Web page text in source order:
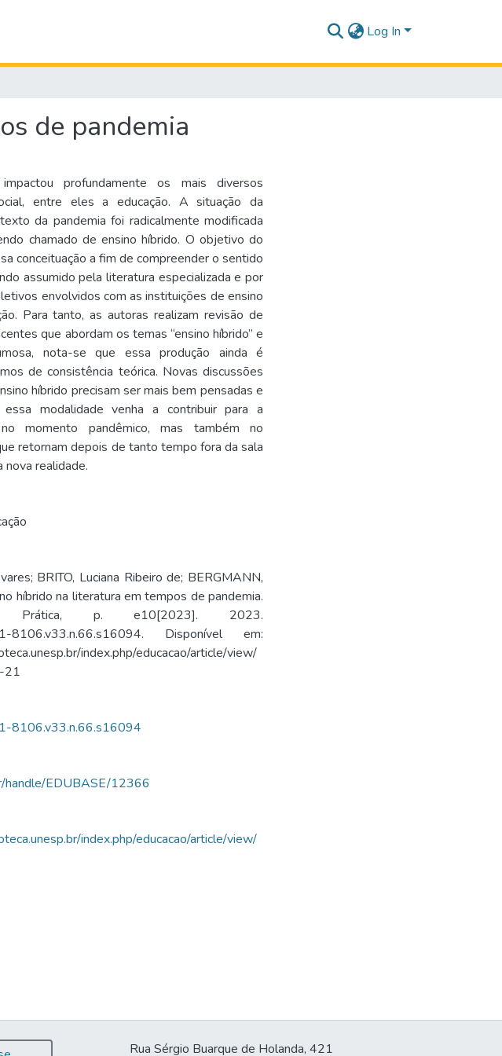
Log In
de pandemia
profundamente os mais diversos
entre eles a educação. A situação da
da pandemia foi radicalmente modificada
chamado de ensino híbrido. O objetivo do
conceituação a fim de compreender o sentido
assumido pela literatura especializada e por
envolvidos com as instituições de ensino
Para tanto, as autoras realizam revisão de
que abordam os temas “ensino híbrido” e
nota-se que essa produção ainda é
de consistência teórica. Novas discussões
híbrido precisam ser mais bem pensadas e
modalidade venha a contribuir para a
momento pandêmico, mas também no
retornam depois de tanto tempo fora da sala
nova realidade.
BRITO, Luciana Ribeiro de; BERGMANN,
híbrido na literatura em tempos de pandemia.
Prática, p. e10[2023]. 2023.
8106.v33.n.66.s16094. Disponível em:
index.php/educacao/article/view/
21
8106.v33.n.66.s16094
handle/EDUBASE/12366
index.php/educacao/article/view/
Rua Sérgio Buarque de Holanda, 421